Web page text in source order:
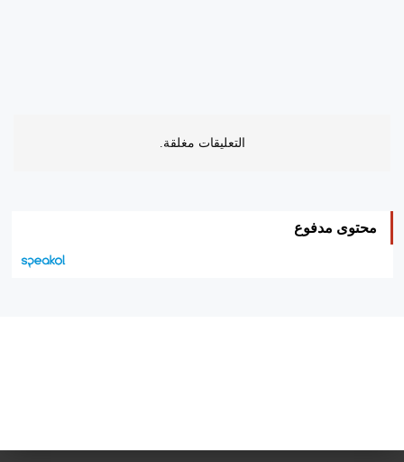
التعليقات مغلقة.
محتوى مدفوع